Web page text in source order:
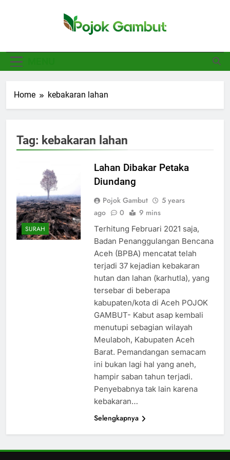
Pojok Gambut
Home kebakaran lahan
Tag: kebakaran lahan
SURAH
Lahan Dibakar Petaka
Diundang
Pojok Gambut
5 years
ago
0 9 mins
Terhitung Februari 2021 saja,
Badan Penanggulangan Bencana
Aceh (BPBA) mencatat telah
terjadi 37 kejadian kebakaran
hutan dan lahan (karhutla), yang
tersebar di beberapa
kabupaten/kota di Aceh POJOK
GAMBUT- Kabut asap kembali
menutupi sebagian wilayah
Meulaboh, Kabupaten Aceh
Barat. Pemandangan semacam
ini bukan lagi hal yang aneh,
hampir saban tahun terjadi.
Penyebabnya tak lain karena
kebakaran…
Selengkapnya